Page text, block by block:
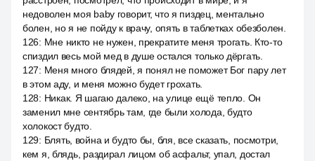
недоволен моя baby говорит, что я пиздец, ментально
болен, но я не пойду к врачу, опять в таблетках обезболен.
126: Мне никто не нужен, прекратите меня трогать. Кто-то
спиздил весь мой мед в душе остался только дёргать.
127: Меня много блядей, я понял не поможет Бог пару лет
в этом аду, и меня можно будет грохать.
128: Никак. Я шагаю далеко, на улице ещё тепло. Он
заменил мне сентябрь там, где были холода, будто
холокост будто.
129: Блять, война и будто бы, бля, все сказать, посмотри,
кем я, блядь, раздирал лицом об асфальт, упал, достал